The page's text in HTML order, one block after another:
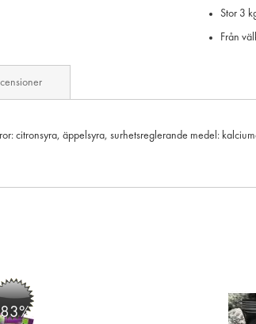
Stor 3
Från
citronsyra, äppelsyra, surhetsreglerande medel: